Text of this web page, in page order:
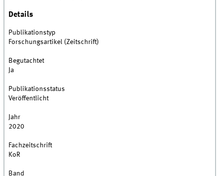
Details
Publikationstyp
Forschungsartikel (Zeitschrift)
Begutachtet
Ja
Publikationsstatus
Veröffentlicht
Jahr
2020
Fachzeitschrift
KoR
Band